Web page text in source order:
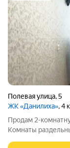
Полевая улица,5
ЖК «Данилиха», 4
Продам 2-
Комнаты